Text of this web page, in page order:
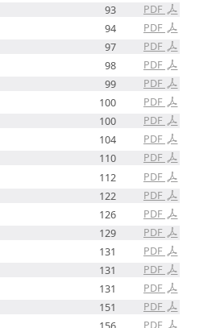
PDF
93
PDF
94
PDF
97
PDF
98
PDF
99
PDF
100
PDF
100
PDF
104
PDF
110
PDF
112
PDF
122
PDF
126
PDF
129
PDF
131
PDF
131
PDF
131
PDF
151
PDF